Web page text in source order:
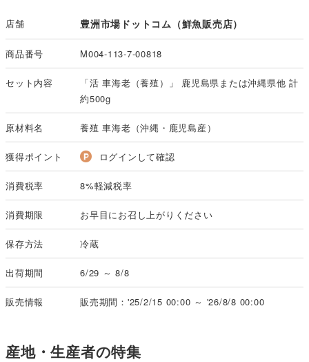
店舗 豊洲市場ドットコム（鮮魚販売店）
商品番号 M004-113-7-00818
セット内容
「活 車海老（養殖）」 鹿児島県または沖縄県他 計
約500g
原材料名 養殖 車海老（沖縄・鹿児島産）
獲得ポイント ログインして確認
消費税率 8%軽減税率
消費期限 お早目にお召し上がりください
保存方法 冷蔵
出荷期間 6/29 ～ 8/8
販売情報 販売期間：'25/2/15 00:00 ～ '26/8/8 00:00
産地・生産者の特集